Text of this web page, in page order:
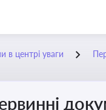
в центрі уваги